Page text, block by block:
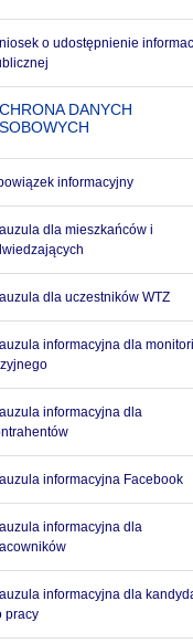
o udostępnienie
DANYCH
informacyjny
dla mieszkańców i
dla uczestników WTZ
informacyjna dla
informacyjna dla
informacyjna Facebook
informacyjna dla
informacyjna dla
pracy